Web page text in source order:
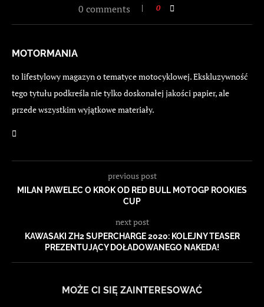
0 comments 0
MOTORMANIA
to lifestylowy magazyn o tematyce motocyklowej. Ekskluzywność
tego tytułu podkreśla nie tylko doskonałej jakości papier, ale
przede wszystkim wyjątkowe materiały.
previous post
MILAN PAWELEC O KROK OD RED BULL MOTOGP ROOKIES
CUP
next post
KAWASAKI ZH2 SUPERCHARGE 2020: KOLEJNY TEASER
PREZENTUJĄCY DOŁADOWANEGO NAKEDA!
MOŻE CI SIĘ ZAINTERESOWAĆ